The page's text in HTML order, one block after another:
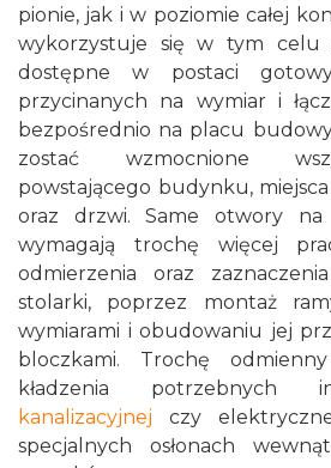
pionie, jak i w poziomie całej
wykorzystuje się w tym celu
dostępne w postaci
przycinanych na wymiar i
bezpośrednio na placu
zostać wzmocnione
powstającego budynku,
oraz drzwi. Same otwory na
wymagają trochę więcej
odmierzenia oraz
stolarki, poprzez montaż
wymiarami i obudowaniu jej
bloczkami. Trochę
kładzenia potrzebnych
kanalizacyjnej czy
specjalnych osłonach